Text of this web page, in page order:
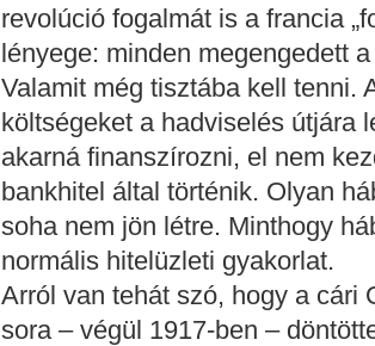
revolúció fogalmát is a francia
lényege: minden megengedett
Valamit még tisztába kell tenni.
költségeket a hadviselés útjára
akarná finanszírozni, el nem
bankhitel által történik. Olyan
soha nem jön létre. Minthogy
normális hitelüzleti gyakorlat.
Arról van tehát szó, hogy a cári
sora – végül 1917-ben –